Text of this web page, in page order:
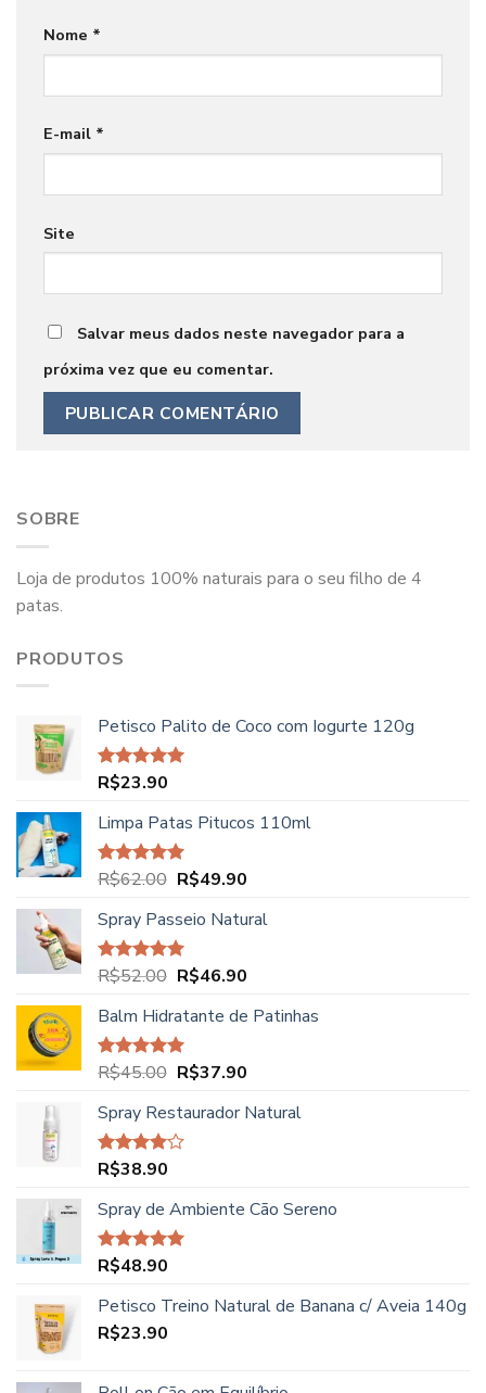
Nome *
E-mail *
Site
Salvar meus dados neste navegador para a
próxima vez que eu comentar.
SOBRE
Loja de produtos 100% naturais para o seu filho de 4
patas.
PRODUTOS
Petisco Palito de Coco com Iogurte 120g
Avaliação
R$23.90
Limpa Patas Pitucos 110ml
Avaliação
R$62.00 O
original
era:
R$62.00.
R$49.90O
atual
R$49.90.
Spray Passeio Natural
Avaliação
R$52.00 O
original
era:
R$52.00.
R$46.90O
atual
R$46.90.
Balm Hidratante de Patinhas
Avaliação
R$45.00 O
original
era:
R$37.90O
atual
Spray Restaurador Natural
Avaliação
5
R$38.90
Spray de Ambiente Cão Sereno
Avaliação
R$48.90
Petisco Treino Natural de Banana c/ Aveia 140g
R$23.90